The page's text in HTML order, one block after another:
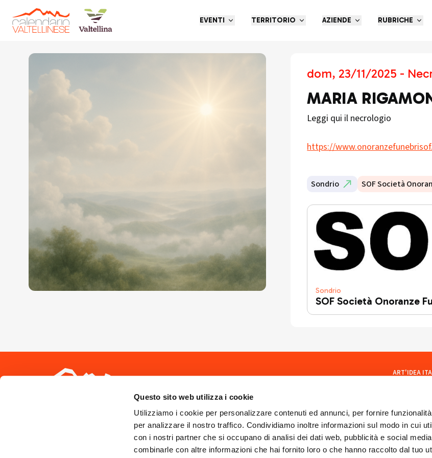
Questo sito web utilizza i cookie
Utilizziamo i cookie per personalizzare contenuti ed annunci, per fornire
per analizzare il nostro traffico. Condividiamo inoltre informazioni sul modo in cui
con i nostri partner che si occupano di analisi dei dati web, pubblicità e social
combinarle con altre informazioni che hai fornito loro o che hanno raccolto dal tuo
EVENTI TERRITORIO AZIENDE RUBRICHE
Torna indietro
dom, 23/11/2025 -
MARIA
Leggi qui il necrologio
https://
Sondrio SOF Società
Sondrio
SOF Società Onoranze
Seguici sui social
ART'IDEA